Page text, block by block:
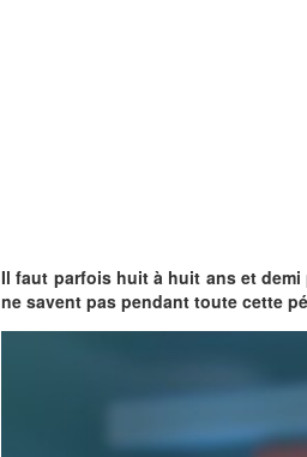
Il faut parfois huit à huit ans et
ne savent pas pendant toute cette